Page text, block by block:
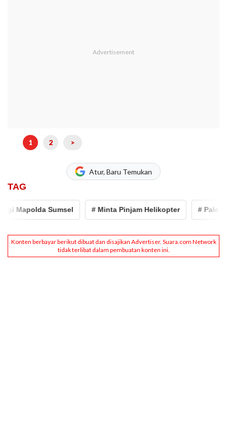
1 2 >
Atur, Baru Temukan
TAG
Sumsel # Minta Pinjam Helikopter # Palembang